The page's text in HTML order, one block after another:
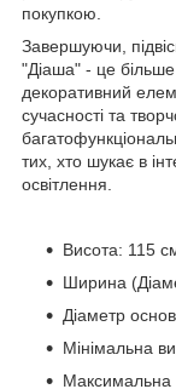
покупкою.
Завершуючи,
"Діаша" - це
декоративний
сучасності та
тих, хто шукає в
освітлення.
Висота: 115
Ширина
Діаметр
Мінімальна
Максимальна